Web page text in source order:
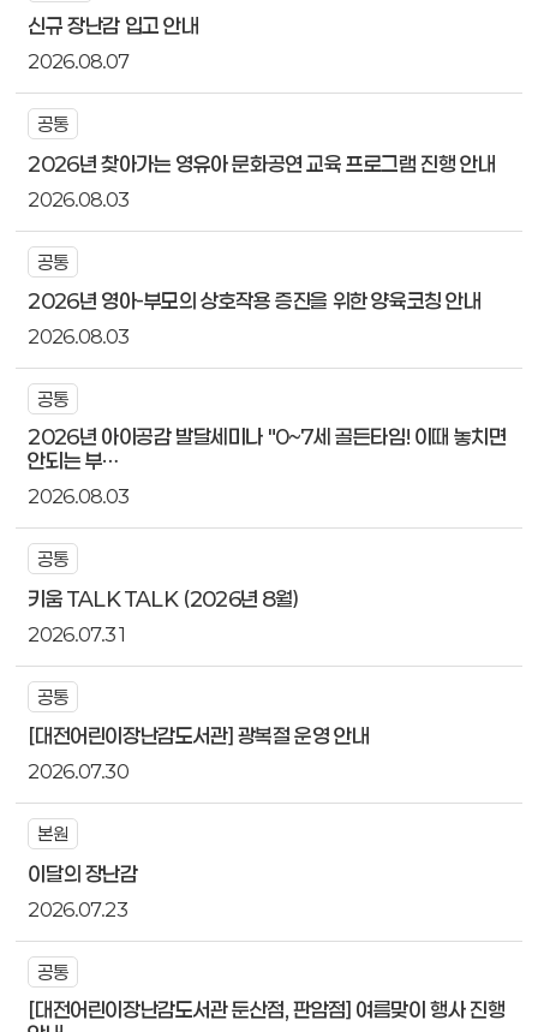
신규 장난감 입고 안내
2026.08.07
공통
2026년 찾아가는 영유아 문화공연 교육 프로그램 진행 안내
2026.08.03
공통
2026년 영아-부모의 상호작용 증진을 위한 양육코칭 안내
2026.08.03
공통
2026년 아이공감 발달세미나 "0~7세 골든타임! 이때 놓치면
안되는 부…
2026.08.03
공통
키움 TALK TALK (2026년 8월)
2026.07.31
공통
[대전어린이장난감도서관] 광복절 운영 안내
2026.07.30
본원
이달의 장난감
2026.07.23
공통
[대전어린이장난감도서관 둔산점, 판암점] 여름맞이 행사 진행